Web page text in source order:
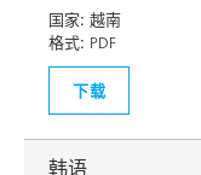
国家: 越南
格式: PDF
下载
韩语